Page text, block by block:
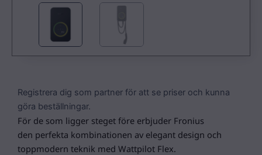
Registrera dig som partner för att se priser och kunna
göra beställningar.
För de som ligger steget före erbjuder Fronius
den perfekta kombinationen av elegant design och
toppmodern teknik med Wattpilot Flex.